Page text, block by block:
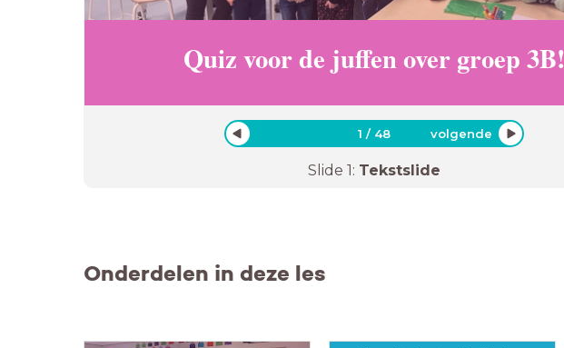
Quiz voor de juffen over groep 3B!
1 / 48 volgende
Slide 1: Tekstslide
Onderdelen in deze les